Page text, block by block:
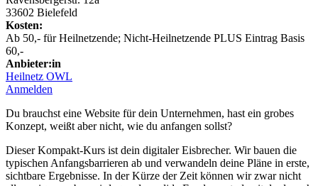
33602 Bielefeld
Kosten:
Ab 50,- für Heilnetzende; Nicht-Heilnetzende PLUS Eintrag Basis
60,-
Anbieter:in
Heilnetz OWL
Anmelden
Du brauchst eine Website für dein Unternehmen, hast ein grobes
Konzept, weißt aber nicht, wie du anfangen sollst?
Dieser Kompakt-Kurs ist dein digitaler Eisbrecher. Wir bauen die
typischen Anfangsbarrieren ab und verwandeln deine Pläne in erste,
sichtbare Ergebnisse. In der Kürze der Zeit können wir zwar nicht